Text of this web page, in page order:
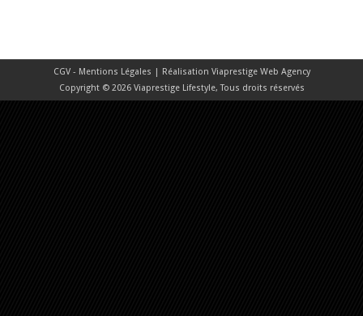
CGV - Mentions Légales | Réalisation Viaprestige Web Agency
Copyright © 2026 Viaprestige Lifestyle, Tous droits réservés